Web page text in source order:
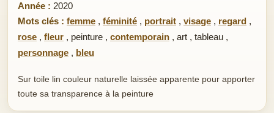
Année : 2020
Mots clés : femme , féminité , portrait , visage , regard ,
rose , fleur , peinture , contemporain , art , tableau ,
personnage , bleu
Sur toile lin couleur naturelle laissée apparente pour apporter
toute sa transparence à la peinture